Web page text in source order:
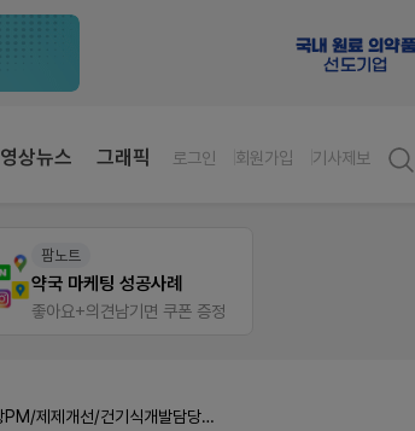
영상뉴스 그래픽 로그인 회원가입 기사제보
팜노트
이달의 약국 신제품(8월호)
좋아요+의견남기면 쿠폰 증정
임상PM/제제개선/건기식개발담당 채용